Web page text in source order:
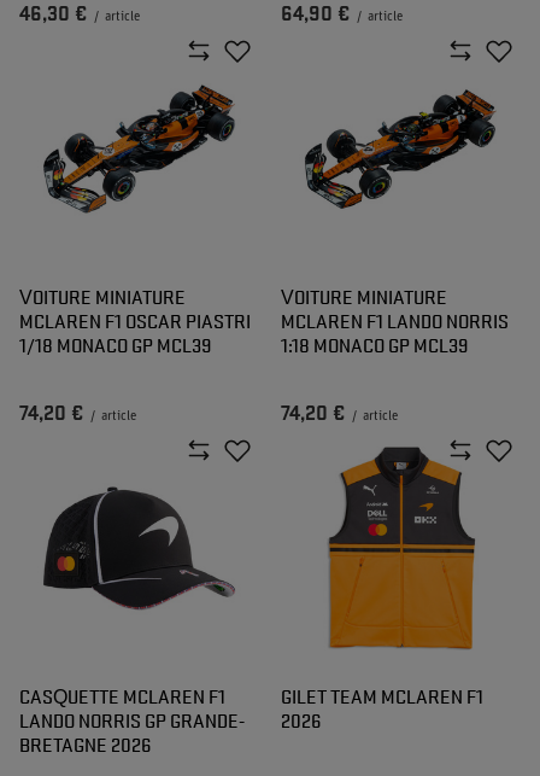
46,30 € / article 64,90 € / article
VOITURE MINIATURE
MCLAREN F1 OSCAR PIASTRI
1/18 MONACO GP MCL39
74,20 € / article
VOITURE MINIATURE
MCLAREN F1 LANDO NORRIS
1:18 MONACO GP MCL39
74,20 € / article
CASQUETTE MCLAREN F1
LANDO NORRIS GP GRANDE-
BRETAGNE 2026
GILET TEAM MCLAREN F1
2026